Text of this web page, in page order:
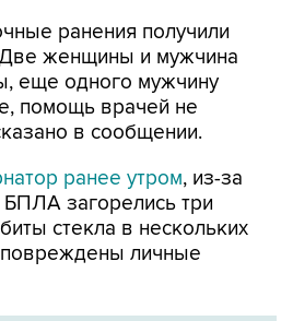
ранения получили
женщины и мужчина
еще одного мужчину
помощь врачей не
в сообщении.
ранее утром, из-за
загорелись три
стекла в нескольких
личные